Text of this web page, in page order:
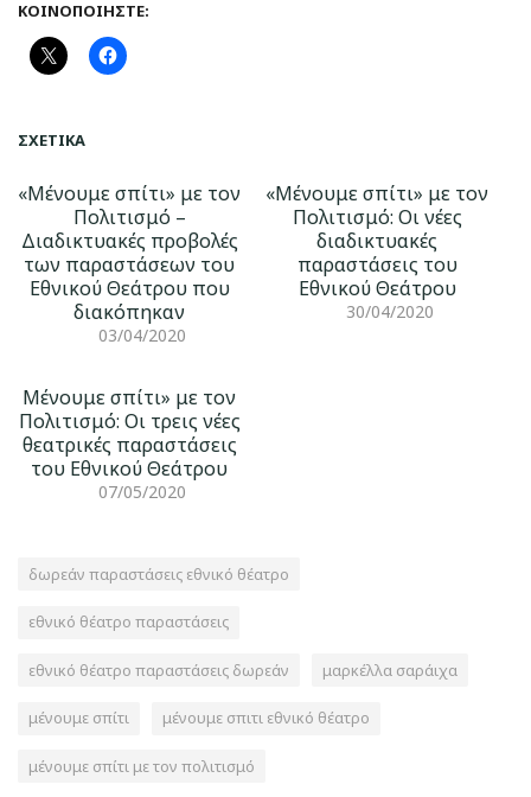
ΚΟΙΝΟΠΟΙΉΣΤΕ:
ΣΧΕΤΙΚΆ
«Μένουμε σπίτι» με τον
Πολιτισμό –
Διαδικτυακές προβολές
των παραστάσεων του
Εθνικού Θεάτρου που
διακόπηκαν
03/04/2020
«Mένουμε σπίτι» με τον
Πολιτισμό: Οι νέες
διαδικτυακές
παραστάσεις του
Εθνικού Θεάτρου
30/04/2020
Mένουμε σπίτι» με τον
Πολιτισμό: Οι τρεις νέες
θεατρικές παραστάσεις
του Εθνικού Θεάτρου
07/05/2020
δωρεάν παραστάσεις εθνικό θέατρο
εθνικό θέατρο παραστάσεις
εθνικό θέατρο παραστάσεις δωρεάν μαρκέλλα σαράιχα
μένουμε σπίτι μένουμε σπιτι εθνικό θέατρο
μένουμε σπίτι με τον πολιτισμό